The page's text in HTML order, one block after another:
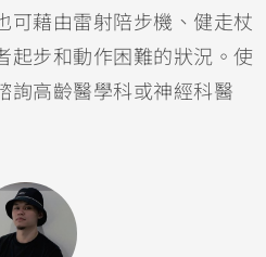
可藉由雷射陪步機、健走杖
起步和動作困難的狀況。使
詢高齡醫學科或神經科醫